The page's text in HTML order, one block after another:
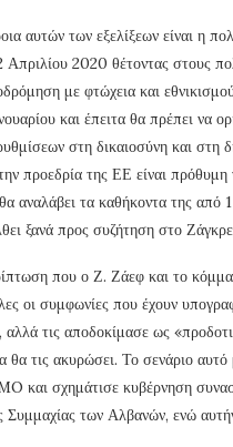
αυτών των εξελίξεων είναι η
Απριλίου 2020 θέτοντας στους
με φτώχεια και
και έπειτα θα πρέπει να
στη δικαιοσύνη και στη
προεδρία της ΕΕ είναι
αναλάβει τα καθήκοντα της από
ξανά προς συζήτηση στο
που ο Ζ. Ζάεφ και το
οι συμφωνίες που έχουν
τις αποδοκίμασε ως
θα τις ακυρώσει. Το σενάριο
και σχημάτισε κυβέρνηση
Συμμαχίας των Αλβανών, ενώ